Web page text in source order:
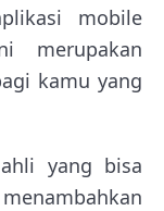
mobile
merupakan
kamu yang
yang bisa